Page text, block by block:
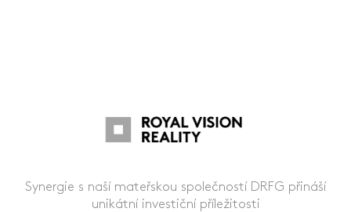
Synergie s naší mateřskou společností DRFG přináší
unikátní investiční příležitosti